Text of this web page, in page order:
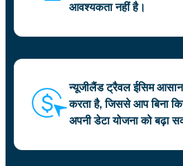
आवश्यकता नहीं है।
न्यूजीलैंड ट्रैवल ईसिम
करता है, जिससे आप बिना
अपनी डेटा योजना को बढ़ा